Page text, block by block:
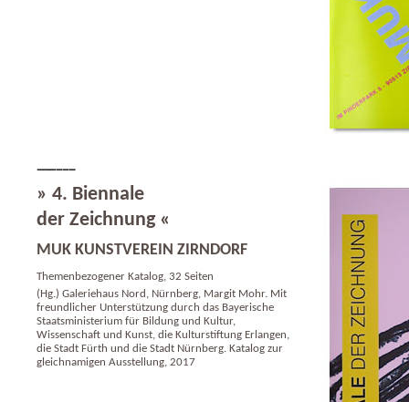
» 4. Biennale
der Zeichnung «
MUK KUNSTVEREIN ZIRNDORF
Themenbezogener Katalog, 32 Seiten
(Hg.) Galeriehaus Nord, Nürnberg, Margit Mohr. Mit
freundlicher Unterstützung durch das Bayerische
Staatsministerium für Bildung und Kultur,
Wissenschaft und Kunst, die Kulturstiftung Erlangen,
die Stadt Fürth und die Stadt Nürnberg. Katalog zur
gleichnamigen Ausstellung, 2017